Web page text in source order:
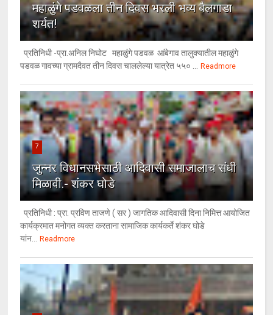
महाळुंगे पडवळला तीन दिवस भरली भव्य बैलगाडा
शर्यत!
प्रतिनिधी -प्रा.अनिल निघोट महाळुंगे पडवळ आंबेगाव तालुक्यातील महाळुंगे
पडवळ गावच्या ग्रामदैवत तीन दिवस चाललेल्या यात्रेत ५५० ... Readmore
7
जुन्नर विधानसभेसाठी आदिवासी समाजालाच संधी
मिळावी.- शंकर घोडे
प्रतिनिधी : प्रा. प्रविण ताजणे ( सर ) जागतिक आदिवासी दिना निमित्त आयोजित
कार्यक्रमात मनोगत व्यक्त करताना सामाजिक कार्यकर्ते शंकर घोडे
यांन... Readmore